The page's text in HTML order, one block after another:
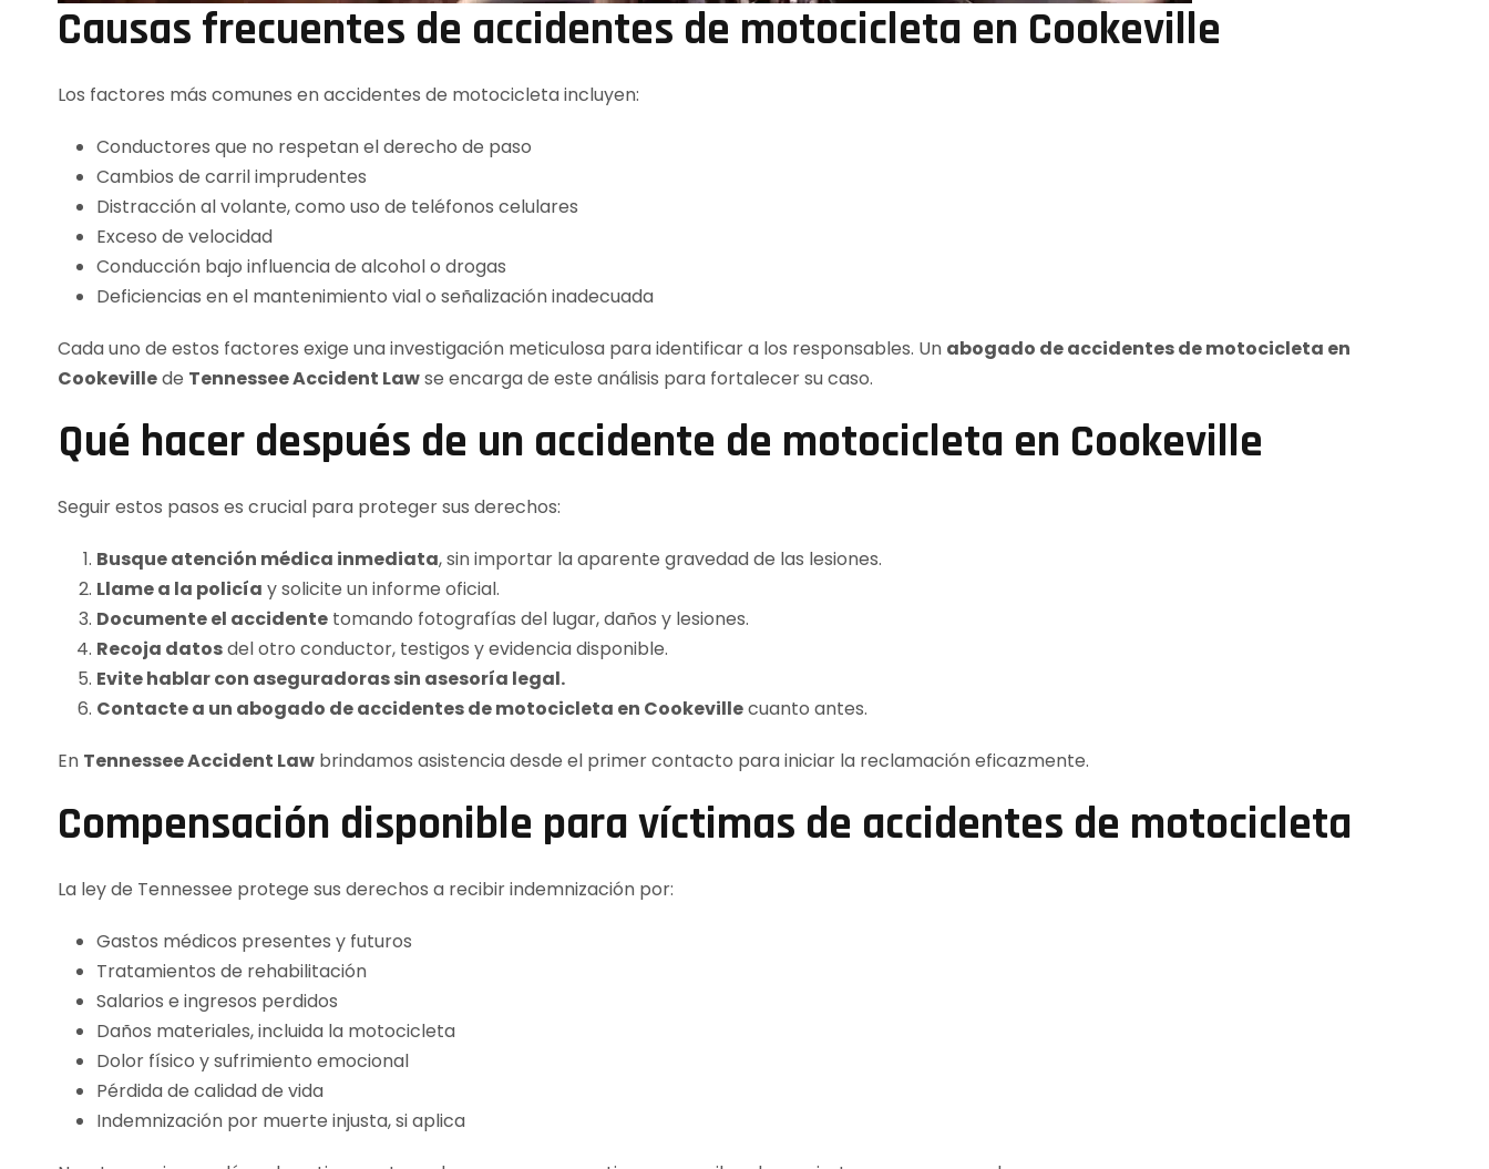
Causas frecuentes de accidentes de motocicleta en Cookeville
Los factores más comunes en accidentes de motocicleta incluyen:
Conductores que no respetan el derecho de paso
Cambios de carril imprudentes
Distracción al volante, como uso de teléfonos celulares
Exceso de velocidad
Conducción bajo influencia de alcohol o drogas
Deficiencias en el mantenimiento vial o señalización inadecuada
Cada uno de estos factores exige una investigación meticulosa para identificar a los responsables. Un abogado de accidentes de motocicleta en
Cookevillede Tennessee Accident Lawse encarga de este análisis para fortalecer su caso.
Qué hacer después de un accidente de motocicleta en Cookeville
Seguir estos pasos es crucial para proteger sus derechos:
Busque atención médica inmediata, sin importar la aparente gravedad de las lesiones.
Llame a la policía y solicite un informe oficial.
Documente el accidente tomando fotografías del lugar, daños y lesiones.
Recoja datosdel otro conductor, testigos y evidencia disponible.
Evite hablar con aseguradoras sin asesoría legal.
Contacte a un abogado de accidentes de motocicleta en Cookevillecuanto antes.
En Tennessee Accident Law brindamos asistencia desde el primer contacto para iniciar la reclamación eficazmente.
Compensación disponible para víctimas de accidentes de motocicleta
La ley de Tennessee protege sus derechos a recibir indemnización por:
Gastos médicos presentes y futuros
Tratamientos de rehabilitación
Salarios e ingresos perdidos
Daños materiales, incluida la motocicleta
Dolor físico y sufrimiento emocional
Pérdida de calidad de vida
Indemnización por muerte injusta, si aplica